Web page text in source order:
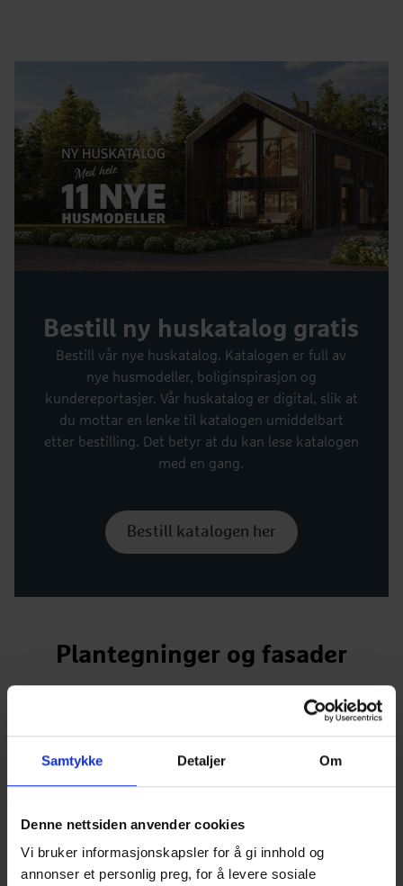
Samtykke Detaljer Om
Denne nettsiden anvender cookies
Vi bruker informasjonskapsler for å gi innhold og
annonser et personlig preg, for å levere sosiale
Bestill ny huskatalog gratis
Bestill vår nye huskatalog. Katalogen er full av
nye husmodeller, boliginspirasjon og
kundereportasjer. Vår huskatalog er digital, slik at
du mottar en lenke til katalogen umiddelbart
etter bestilling. Det betyr at du kan lese katalogen
med en gang.
Bestill katalogen her
Plantegninger og fasader